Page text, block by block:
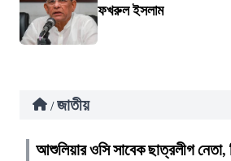
ফখরুল ইসলাম
/ জাতীয়
আশুলিয়ার ওসি সাবেক ছাত্রলীগ নেতা,